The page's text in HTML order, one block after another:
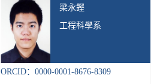
梁永鏗
工程科學系
ORCID：0000-0001-8676-8309